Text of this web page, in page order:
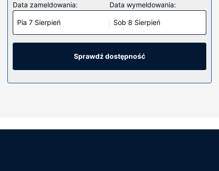
Poczuj się jak w domu w 858 pokojach, których
wyposażenie to lodówka i minibar. Bezpłatny
bezprzewodowy dostęp do internetu zapewni łączność ze
światem, a telewizor LCD i satelitarna — rozrywkę.
Wyposażenie łazienki: markowe przybory toaletowe i
całodobowe centrum fitness. Ten hotel oferuje takie
Data zameldowania:
Pia 7 Sierpień
Data wymeldowania:
Sob 8 Sierpień
Sprawdź dostępność